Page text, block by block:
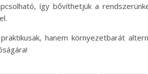
így bővíthetjük a
hanem környezetbarát